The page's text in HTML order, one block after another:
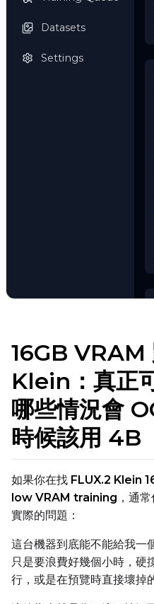
16GB VRAM
Klein：真正
哪些情況會
時候該用 4B
如果你在找 FLUX.2 Klein
low VRAM training ，通
實際的問題：
這台機器到底能不能給我一
只是要浪費好幾個小時，
行，或是在預覽時直接壞掉